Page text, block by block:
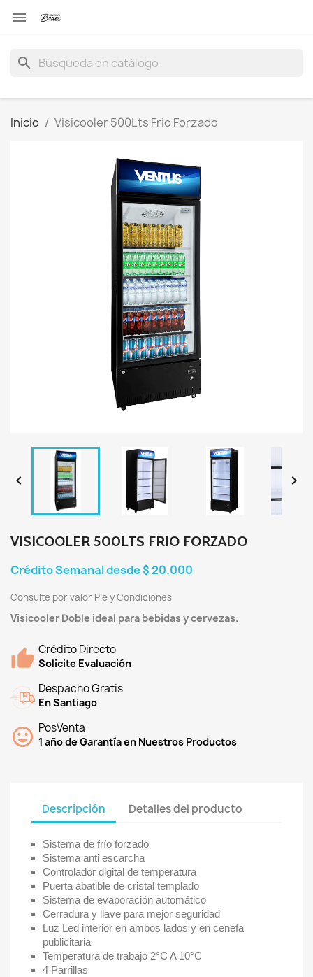

search
Inicio Visicooler 500Lts Frio Forzado
 
VISICOOLER 500LTS FRIO FORZADO
Crédito Semanal desde $ 20.000
Consulte por valor Pie y Condiciones
Visicooler Doble ideal para bebidas y cervezas.
Crédito Directo
Solicite Evaluación
Despacho Gratis
En Santiago
PosVenta
1 año de Garantía en Nuestros Productos
Descripción Detalles del producto
Sistema de frío forzado
Sistema anti escarcha
Controlador digital de temperatura
Puerta abatible de cristal templado
Sistema de evaporación automático
Cerradura y llave para mejor seguridad
Luz Led interior en ambos lados y en cenefa
publicitaria
Temperatura de trabajo 2°C A 10°C
4 Parrillas